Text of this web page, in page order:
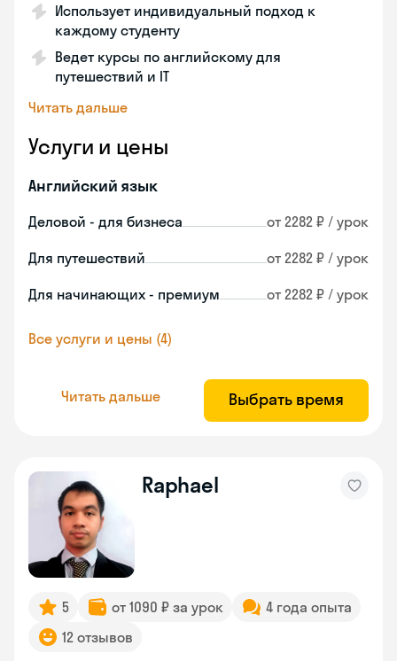
Использует индивидуальный подход к
каждому студенту
Ведет курсы по английскому для
путешествий и IT
Читать дальше
Услуги и цены
Английский язык
Деловой - для бизнеса от 2282 ₽ / урок
Для путешествий от 2282 ₽ / урок
Для начинающих - премиум от 2282 ₽ / урок
Все услуги и цены (4)
Читать дальше Выбрать время
Raphael
5 от 1090 ₽ за урок
4 года опыта
12 отзывов